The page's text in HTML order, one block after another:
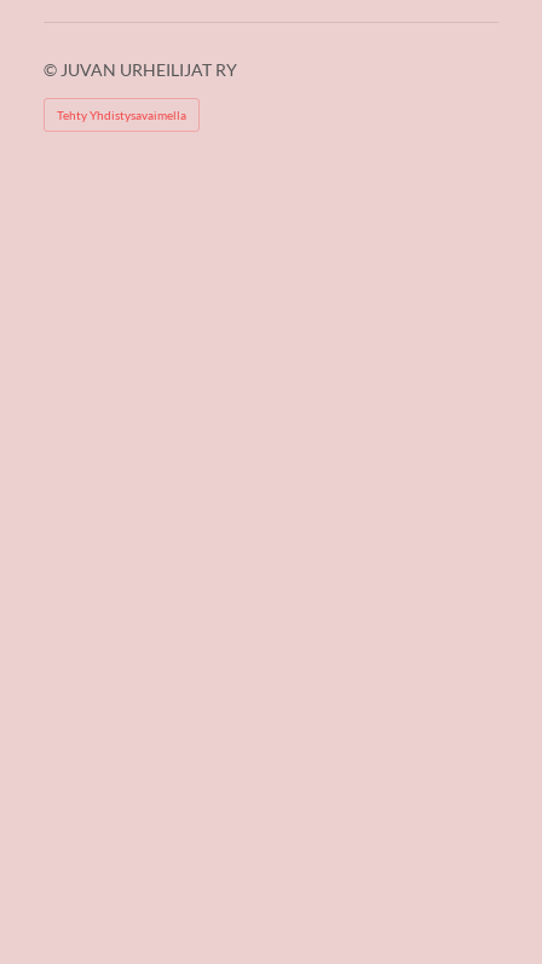
© JUVAN URHEILIJAT RY
Tehty Yhdistysavaimella